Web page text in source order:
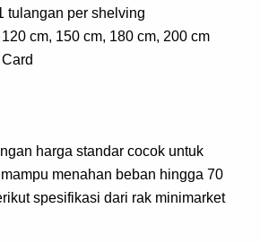
tulangan per shelving
cm, 150 cm, 180 cm, 200 cm
harga standar cocok untuk
menahan beban hingga 70
spesifikasi dari rak minimarket